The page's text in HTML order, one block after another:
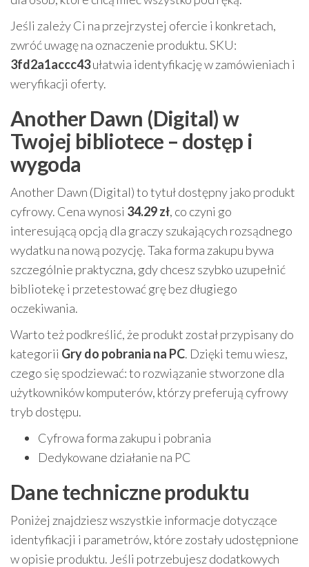
Jeśli zależy Ci na przejrzystej ofercie i konkretach,
zwróć uwagę na oznaczenie produktu. SKU:
3fd2a1accc43ułatwia identyfikację w zamówieniach i
weryfikacji oferty.
Another Dawn (Digital) w
Twojej bibliotece – dostęp i
wygoda
Another Dawn (Digital) to tytuł dostępny jako produkt
cyfrowy. Cena wynosi 34.29 zł, co czyni go
interesującą opcją dla graczy szukających rozsądnego
wydatku na nową pozycję. Taka forma zakupu bywa
szczególnie praktyczna, gdy chcesz szybko uzupełnić
bibliotekę i przetestować grę bez długiego
oczekiwania.
Warto też podkreślić, że produkt został przypisany do
kategorii Gry do pobrania na PC. Dzięki temu wiesz,
czego się spodziewać: to rozwiązanie stworzone dla
użytkowników komputerów, którzy preferują cyfrowy
tryb dostępu.
Cyfrowa forma zakupu i pobrania
Dedykowane działanie na PC
Dane techniczne produktu
Poniżej znajdziesz wszystkie informacje dotyczące
identyfikacji i parametrów, które zostały udostępnione
w opisie produktu. Jeśli potrzebujesz dodatkowych